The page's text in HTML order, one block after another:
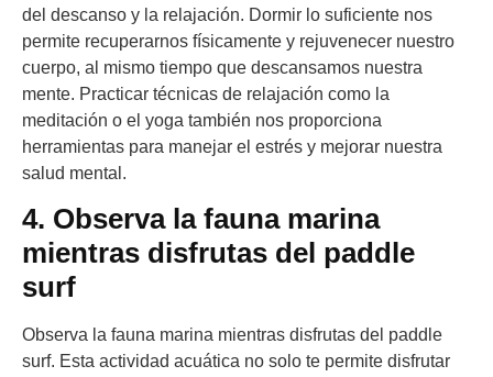
del descanso y la relajación. Dormir lo suficiente nos
permite recuperarnos físicamente y rejuvenecer nuestro
cuerpo, al mismo tiempo que descansamos nuestra
mente. Practicar técnicas de relajación como la
meditación o el yoga también nos proporciona
herramientas para manejar el estrés y mejorar nuestra
salud mental.
4. Observa la fauna marina
mientras disfrutas del paddle
surf
Observa la fauna marina mientras disfrutas del paddle
surf. Esta actividad acuática no solo te permite disfrutar